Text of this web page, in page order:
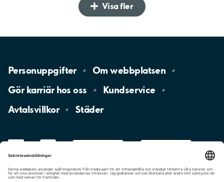
Visa fler
Personuppgifter Omwebbplatsen
Gör karriär hososs
Kundservice
Avtalsvillkor
Städer